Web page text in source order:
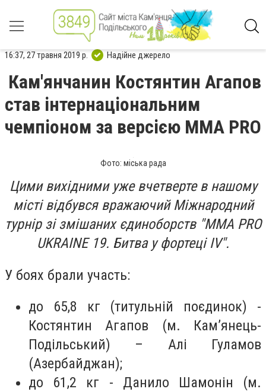
16:37, 27 травня 2019 р. Надійне джерело
Кам'янчанин Костянтин Агапов
став інтернаціональним
чемпіоном за версією ММА PRO
Фото: міська рада
Цими вихідними уже вчетверте в нашому
місті відбувся вражаючий Міжнародний
турнір зі змішаних єдиноборств "MMA PRO
UKRAINE 19. Битва у фортеці IV".
У боях брали участь:
до 65,8 кг (титульній поєдинок) -
Костянтин Агапов (м. Кам’янець-
Подільський) – Алі Гуламов
(Азербайджан);
до 61,2 кг - Данило Шамонін (м.